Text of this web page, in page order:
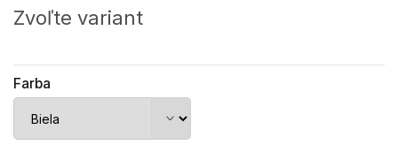
cena:
Zvoľte variant
Farba